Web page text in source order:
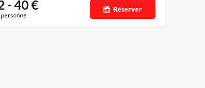
- 40€ Réserver